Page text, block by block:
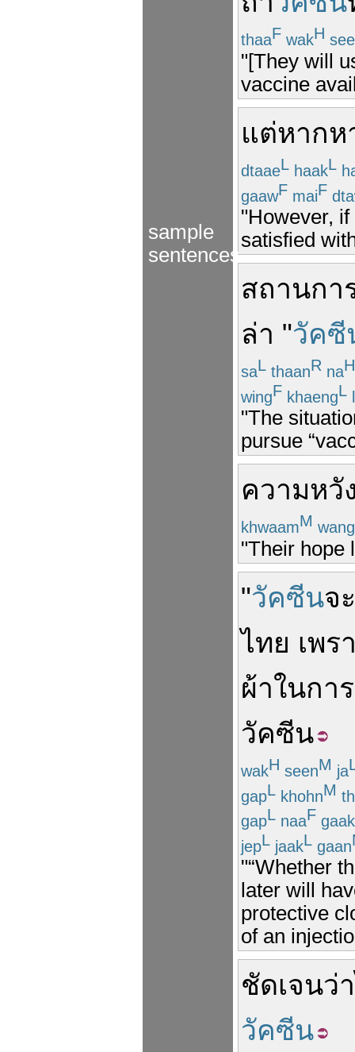
sample
sentences
thaaF wakH
"[They will
vaccine
แต่หากห
dtaaeL haakL
gaawF maiF
"However,
satisfied
สถานก
ล่า "วัคซี
saL thaanR naH
wingF khaengL
"The
pursue
ความหวั
khwaamM wang
"Their hope
"วัคซีนจะ
ไทย เพร
ผ้าในกา
วัคซีน
wakH seenM ja
gapL khohnM
gapL naaF gaak
jepL jaakL gaan
"“Whether
later will
protective
of an
ชัดเจนว่า
วัคซีน